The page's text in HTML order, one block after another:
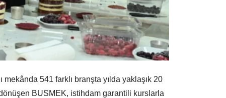
541 farklı branşta yılda yaklaşık 20
BUSMEK, istihdam garantili kurslarla